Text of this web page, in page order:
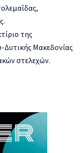
της
Μακεδονίας
στελεχών.